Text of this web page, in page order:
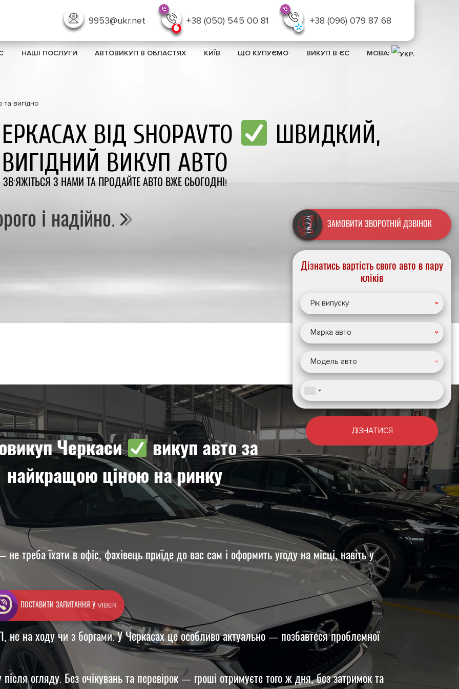
9953@ukr.net +38 (050) 545 00 81 +38 (096) 079 87 68
НАШІ ПОСЛУГИ АВТОВИКУП В ОБЛАСТЯХ КИЇВ ЩО КУПУЄМО ВИКУП В ЄС МОВА:
вигідно
ВІД SHOPAVTO
ШВИДКИЙ,
ВИГІДНИЙ ВИКУП АВТО
ЗВ'ЯЖІТЬСЯ З НАМИ ТА ПРОДАЙТЕ АВТО ВЖЕ СЬОГОДНІ!
і надійно. Терміновий викуп
ЗАМОВИТИ ЗВОРОТНІЙ ДЗВІНОК
Дізнатись вартість свого авто в пару
кліків
Рік випуску
Марка авто
Модель авто
ДІЗНАТИСЯ
Черкаси
викуп авто за
найкращою ціною на ринку
треба їхати в офіс, фахівець приїде до вас сам і оформить угоду на місці, навіть у
ПОСТАВИТИ ЗАПИТАННЯ У VIBER
не на ходу чи з боргами. У Черкасах це особливо актуально — позбавтеся проблемної
після огляду. Без очікувань та перевірок — гроші отримуєте того ж дня, без затримок та